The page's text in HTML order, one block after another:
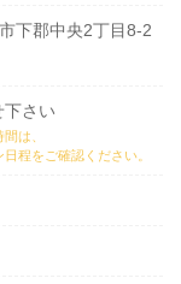
下郡中央2丁目8-2
さい
は、
日程をご確認ください。